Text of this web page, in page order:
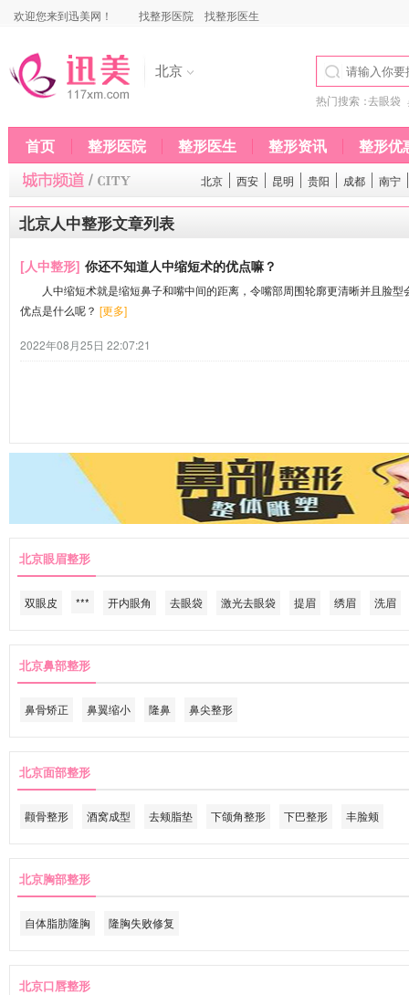
欢迎您来到迅美网！ 找整形医院 找整形医生
北京
热门搜索：去眼袋
首页 整形医院 整形医生 整形资讯 整形优
北京 西安 昆明 贵阳 成都 南宁
北京人中整形文章列表
[人中整形] 你还不知道人中缩短术的优点嘛？
人中缩短术就是缩短鼻子和嘴中间的距离，令嘴部周围轮廓更清晰并且脸型
优点是什么呢？ [更多]
2022年08月25日 22:07:21
北京眼眉整形
双眼皮 *** 开内眼角 去眼袋 激光去眼袋 提眉 绣眉 洗眉
北京鼻部整形
鼻骨矫正 鼻翼缩小 隆鼻 鼻尖整形
北京面部整形
颧骨整形 酒窝成型 去颊脂垫 下颌角整形 下巴整形 丰脸颊
北京胸部整形
自体脂肪隆胸 隆胸失败修复
北京口唇整形